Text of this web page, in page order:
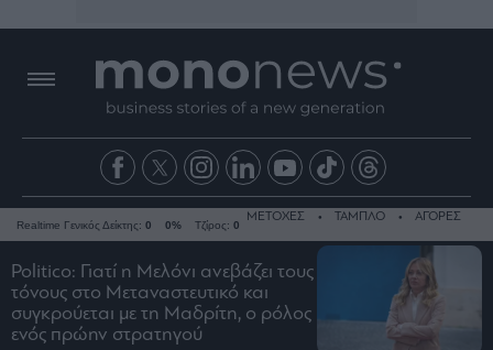
Ειδήσεις
Realtime Γενικός Δείκτης: 0 0% Τζίρος: 0
ΜΕΤΟΧΕΣ ΤΑΜΠΛΟ ΑΓΟΡΕΣ
Politico: Γιατί η Μελόνι ανεβάζει τους
τόνους στο Μεταναστευτικό και
συγκρούεται με τη Μαδρίτη, ο ρόλος
ενός πρώην στρατηγού